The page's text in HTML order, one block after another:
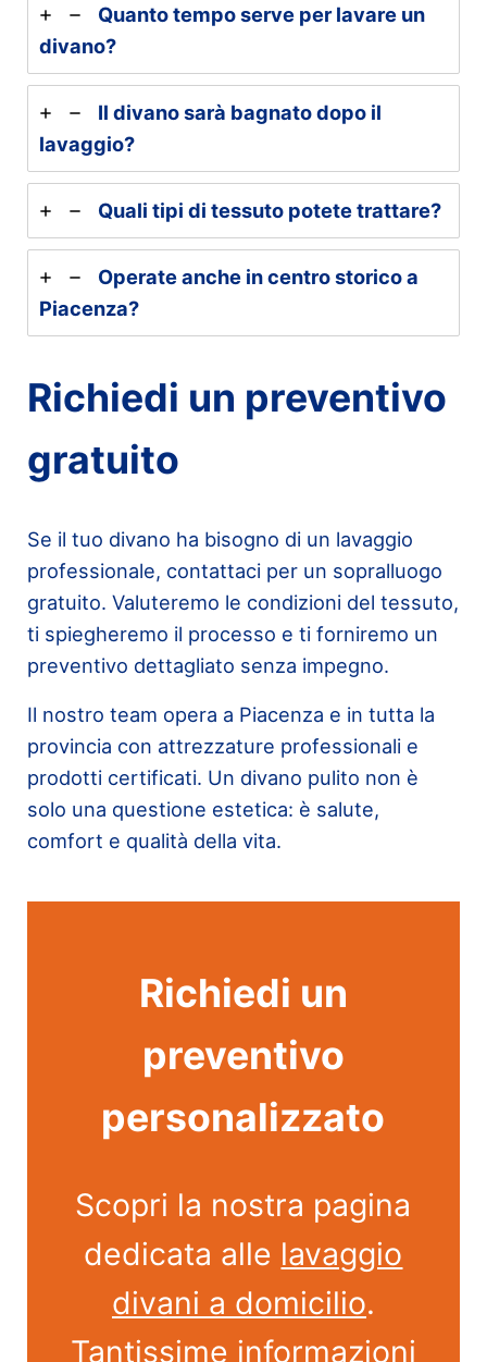
Quanto tempo serve per lavare un
divano?
Il divano sarà bagnato dopo il
lavaggio?
Quali tipi di tessuto potete trattare?
Operate anche in centro storico a
Piacenza?
Richiedi un preventivo
gratuito
Se il tuo divano ha bisogno di un lavaggio
professionale, contattaci per un sopralluogo
gratuito. Valuteremo le condizioni del tessuto,
ti spiegheremo il processo e ti forniremo un
preventivo dettagliato senza impegno.
Il nostro team opera a Piacenza e in tutta la
provincia con attrezzature professionali e
prodotti certificati. Un divano pulito non è
solo una questione estetica: è salute,
comfort e qualità della vita.
Richiedi un
preventivo
personalizzato
Scopri la nostra pagina
dedicata alle lavaggio
divani a domicilio.
Tantissime informazioni